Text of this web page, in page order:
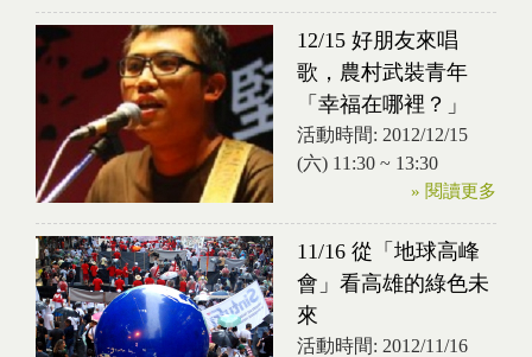
12/15 好朋友來唱
歌，農村武裝青年
「幸福在哪裡？」
活動時間: 2012/12/15
(六) 11:30 ~ 13:30
» 閱讀更多
11/16 從「地球高峰
會」看高雄的綠色未
來
活動時間: 2012/11/16